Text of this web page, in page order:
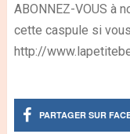
ABONNEZ-VOUS à
cette caspule si
http://
PARTAGER SUR